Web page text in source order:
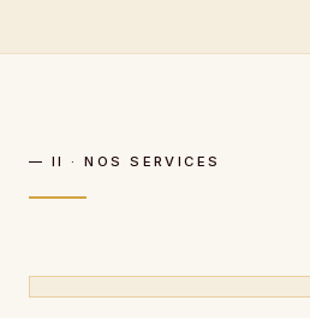
— II · NOS SERVICES